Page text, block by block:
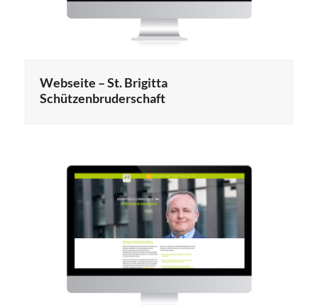
Webseite – St. Brigitta
Schützenbruderschaft